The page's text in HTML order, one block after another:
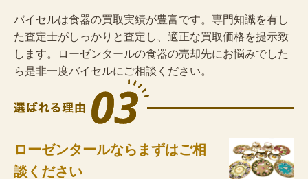
バイセルは食器の買取実績が豊富です。専門知識を有し
た査定士がしっかりと査定し、適正な買取価格を提示致
します。ローゼンタールの食器の売却先にお悩みでした
ら是非一度バイセルにご相談ください。
ローゼンタールならまずはご相
談ください